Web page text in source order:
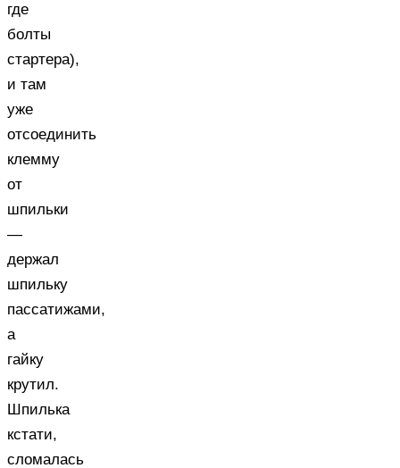
где
болты
стартера),
и там
уже
отсоединить
клемму
от
шпильки
—
держал
шпильку
пассатижами,
а
гайку
крутил.
Шпилька
кстати,
сломалась